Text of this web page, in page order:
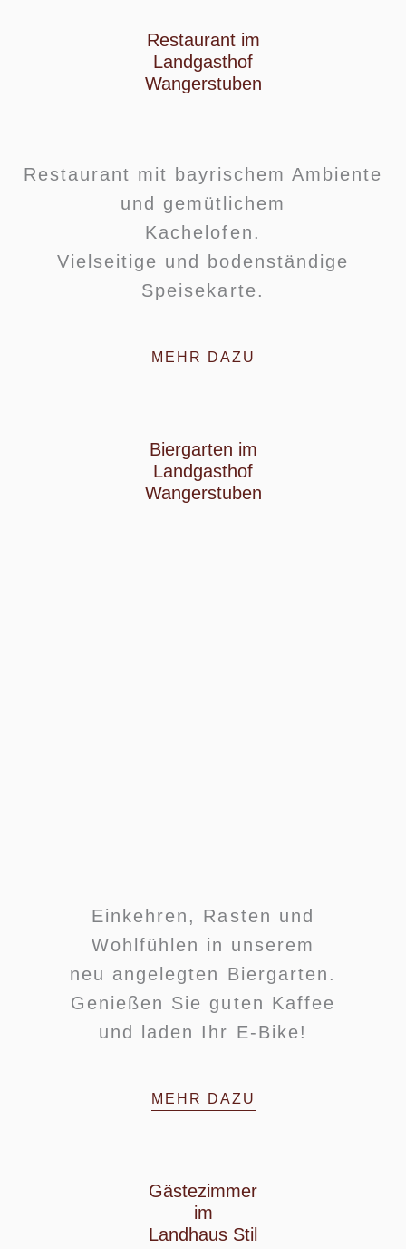
Restaurant im
Landgasthof
Wangerstuben
Restaurant mit bayrischem Ambiente
und gemütlichem
Kachelofen.
Vielseitige und bodenständige
Speisekarte.
MEHR DAZU
Biergarten im
Landgasthof
Wangerstuben
Einkehren, Rasten und
Wohlfühlen in unserem
neu angelegten Biergarten.
Genießen Sie guten Kaffee
und laden Ihr E-Bike!
MEHR DAZU
Gästezimmer
im
Landhaus Stil